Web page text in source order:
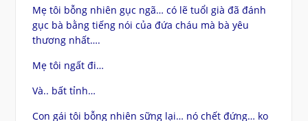
Mẹ tôi bỗng nhiên gục ngã… có lẽ tuổI già đã đánh
gục bà bằng tiếng nói của đứa cháu mà bà yêu
thương nhất….
Mẹ tôi ngất đi…
Và.. bất tỉnh…
Con gái tôi bỗng nhiên sững lại… nó chết đứng… ko